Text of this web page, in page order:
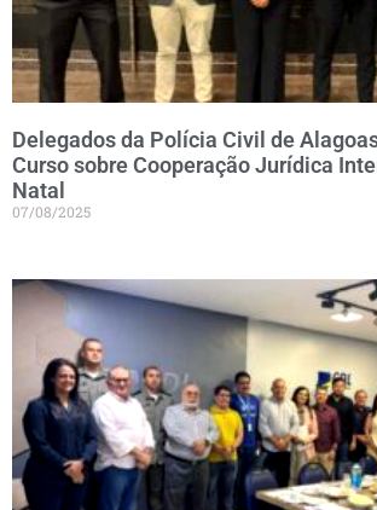
Delegados da Polícia Civil de
Curso sobre Cooperação Jurídica
Natal
07/08/2025